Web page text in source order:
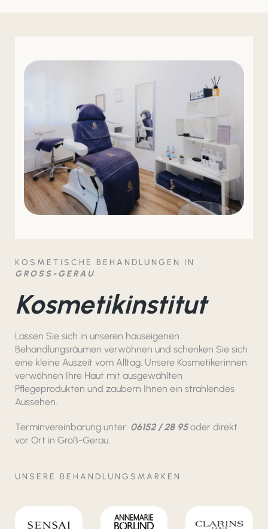
KOSMETISCHE BEHANDLUNGEN IN
GROSS-GERAU
Kosmetikinstitut
Lassen Sie sich in unseren hauseigenen
Behandlungsräumen verwöhnen und schenken Sie sich
eine kleine Auszeit vom Alltag. Unsere Kosmetikerinnen
verwöhnen Ihre Haut mit ausgewählten
Pflegeprodukten und zaubern Ihnen ein strahlendes
Aussehen.
Terminvereinbarung unter: 06152 / 28 95oder direkt
vor Ort in Groß-Gerau.
UNSERE BEHANDLUNGSMARKEN